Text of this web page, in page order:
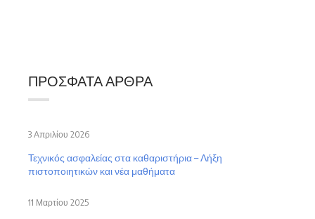
ΠΡΌΣΦΑΤΑ ΆΡΘΡΑ
Τεχνικός ασφαλείας στα καθαριστήρια – Λήξη
πιστοποιητικών και νέα μαθήματα
3 Απριλίου 2026
11 Μαρτίου 2025